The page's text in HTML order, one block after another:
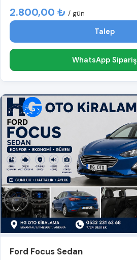
2.800,00 ₺ / gün
Talep
WhatsApp Sipariş
Ford Focus Sedan